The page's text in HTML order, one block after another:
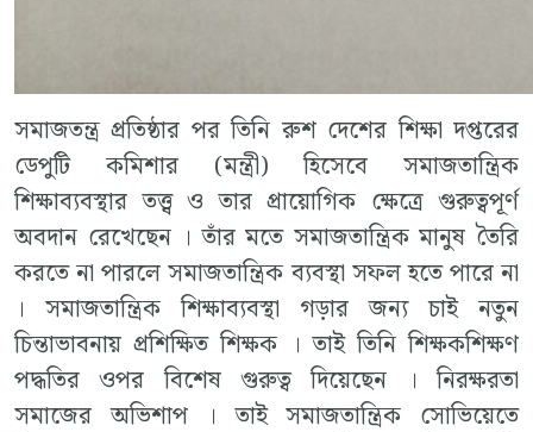
সমাজতন্ত্র প্রতিষ্ঠার পর তিনি রুশ দেশের শিক্ষা দপ্তরের
ডেপুটি কমিশার (মন্ত্রী) হিসেবে সমাজতান্ত্রিক
শিক্ষাব্যবস্থার তত্ত্ব ও তার প্রায়োগিক ক্ষেত্রে গুরুত্বপূর্ণ
অবদান রেখেছেন । তাঁর মতে সমাজতান্ত্রিক মানুষ তৈরি
করতে না পারলে সমাজতান্ত্রিক ব্যবস্থা সফল হতে পারে না
। সমাজতান্ত্রিক শিক্ষাব্যবস্থা গড়ার জন্য চাই নতুন
চিন্তাভাবনায় প্রশিক্ষিত শিক্ষক । তাই তিনি শিক্ষকশিক্ষণ
পদ্ধতির ওপর বিশেষ গুরুত্ব দিয়েছেন । নিরক্ষরতা
সমাজের অভিশাপ । তাই সমাজতান্ত্রিক সোভিয়েতে